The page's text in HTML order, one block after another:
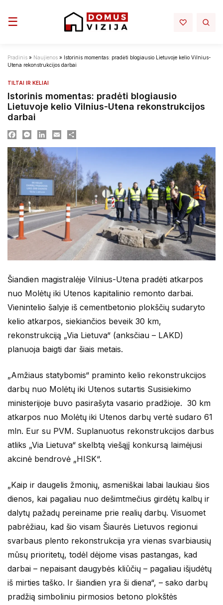
Toggle navigation
☰
Pradinis » Naujienos » Istorinis momentas: pradėti blogiausio Lietuvoje kelio Vilnius-
Utena rekonstrukcijos darbai
TILTAI IR KELIAI
Istorinis momentas: pradėti blogiausio
Lietuvoje kelio Vilnius-Utena rekonstrukcijos
darbai
FacebookMessenger
LinkedIn
Email
Šiandien magistralėje Vilnius-Utena pradėti atkarpos
nuo Molėtų iki Utenos kapitalinio remonto darbai.
Vienintelio šalyje iš cementbetonio plokščių sudaryto
kelio atkarpos, siekiančios beveik 30 km,
rekonstrukciją „Via Lietuva“ (anksčiau – LAKD)
planuoja baigti dar šiais metais.
„Amžiaus statybomis“ praminto kelio rekonstrukcijos
darbų nuo Molėtų iki Utenos sutartis Susisiekimo
ministerijoje buvo pasirašyta vasario pradžioje. 30 km
atkarpos nuo Molėtų iki Utenos darbų vertė sudaro 61
mln. Eur su PVM. Suplanuotus rekonstrukcijos darbus
atliks „Via Lietuva“ skelbtą viešąjį konkursą laimėjusi
akcinė bendrovė „HISK“.
„Kaip ir daugelis žmonių, asmeniškai labai laukiau šios
dienos, kai pagaliau nuo dešimtmečius girdėtų kalbų ir
dalytų pažadų pereiname prie realių darbų. Visuomet
pabrėžiau, kad šio visam Šiaurės Lietuvos regionui
svarbaus plento rekonstrukcija yra vienas svarbiausių
mūsų prioritetų, todėl dėjome visas pastangas, kad
darbai – nepaisant daugybės kliūčių – pagaliau išjudėtų
iš mirties taško. Ir šiandien yra ši diena“, – sako darbų
pradžią simboliniu pirmosios betono plokštės